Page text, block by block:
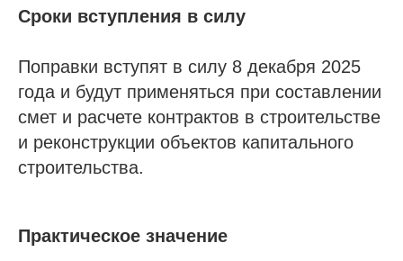
Сроки вступления в силу
Поправки вступят в силу 8 декабря 2025
года и будут применяться при составлении
смет и расчете контрактов в строительстве
и реконструкции объектов капитального
строительства.
Практическое значение